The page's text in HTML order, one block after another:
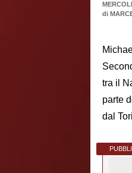
di
tra il
parte
dal